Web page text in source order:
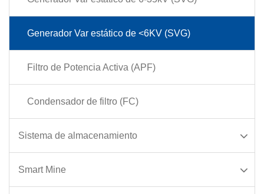
Generador Var estático de <6KV (SVG)
Filtro de Potencia Activa (APF)
Condensador de filtro (FC)
Sistema de almacenamiento
Smart Mine